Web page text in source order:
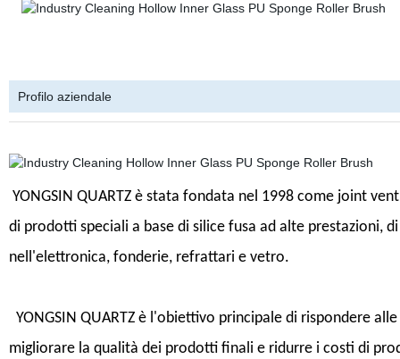
Profilo aziendale
YONGSIN QUARTZ è stata fondata nel 1998 come joint
di prodotti speciali a base di silice fusa ad alte prestazioni,
nell'elettronica, fonderie, refrattari e vetro.
YONGSIN QUARTZ è l'obiettivo principale di rispondere
migliorare la qualità dei prodotti finali e ridurre i costi di